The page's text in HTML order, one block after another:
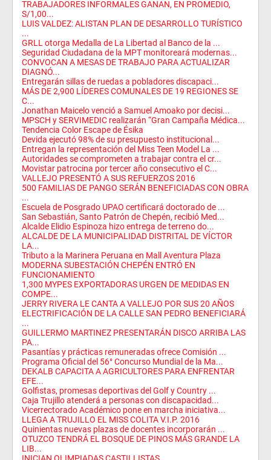
TRABAJADORES INFORMALES GANAN, EN PROMEDIO,
S/1,00...
LUIS VALDEZ: ALISTAN PLAN DE DESARROLLO TURÍSTICO
...
GRLL otorga Medalla de La Libertad al Banco de la ...
Seguridad Ciudadana de la MPT monitoreará modernas...
CONVOCAN A MESAS DE TRABAJO PARA ACTUALIZAR
DIAGNÓ...
Entregarán sillas de ruedas a pobladores discapaci...
MÁS DE 2,900 LÍDERES COMUNALES DE 19 REGIONES SE
C...
Jonathan Maicelo venció a Samuel Amoako por decisi...
MPSCH y SERVIMEDIC realizarán “Gran Campaña Médica...
Tendencia Color Escape de Ésika
Devida ejecutó 98% de su presupuesto institucional...
Entregan la representación del Miss Teen Model La ...
Autoridades se comprometen a trabajar contra el cr...
Movistar patrocina por tercer año consecutivo el C...
VALLEJO PRESENTÓ A SUS REFUERZOS 2016
500 FAMILIAS DE PANGO SERÁN BENEFICIADAS CON OBRA
...
Escuela de Posgrado UPAO certificará doctorado de ...
San Sebastián, Santo Patrón de Chepén, recibió Med...
Alcalde Elidio Espinoza hizo entrega de terreno do...
ALCALDE DE LA MUNICIPALIDAD DISTRITAL DE VÍCTOR
LA...
Tributo a la Marinera Peruana en Mall Aventura Plaza
MODERNA SUBESTACIÓN CHEPÉN ENTRÓ EN
FUNCIONAMIENTO
1,300 MYPES EXPORTADORAS URGEN DE MEDIDAS EN
COMPE...
JERRY RIVERA LE CANTA A VALLEJO POR SUS 20 AÑOS
ELECTRIFICACIÓN DE LA CALLE SAN PEDRO BENEFICIARÁ
...
GUILLERMO MARTINEZ PRESENTARÁN DISCO ARRIBA LAS
PA...
Pasantías y prácticas remuneradas ofrece Comisión ...
Programa Oficial del 56° Concurso Mundial de la Ma...
DEKALB CAPACITA A AGRICULTORES PARA ENFRENTAR
EFE...
Golfistas, promesas deportivas del Golf y Country ...
Caja Trujillo atenderá a personas con discapacidad...
Vicerrectorado Académico pone en marcha iniciativa...
LLEGA A TRUJILLO EL MISS COLITA V.I.P. 2016
Quinientas nuevas plazas de docentes incorporarán ...
OTUZCO TENDRÁ EL BOSQUE DE PINOS MÁS GRANDE LA
LIB...